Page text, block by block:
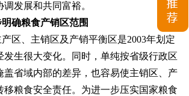
发展和共同富裕。
明确粮食产销区范围
区、主销区及产销平衡区是2003年划定
发生很大变化。同时，单纯按省级行政区
盖省域内部的差异，也容易使主销区、产
移粮食安全责任。为进一步压实国家粮食